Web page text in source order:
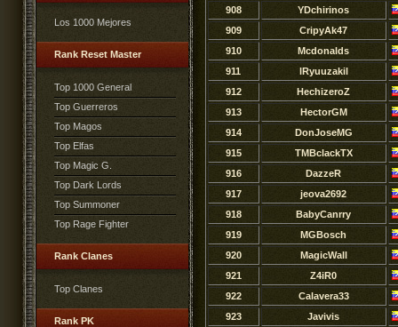
Los 1000 Mejores
Rank Reset Master
Top 1000 General
Top Guerreros
Top Magos
Top Elfas
Top Magic G.
Top Dark Lords
Top Summoner
Top Rage Fighter
Rank Clanes
Top Clanes
Rank PK
908
YDchirinos
909
CripyAk47
910
Mcdonalds
911
lRyuuzakil
912
HechizeroZ
913
HectorGM
914
DonJoseMG
915
TMBclackTX
916
DazzeR
917
jeova2692
918
BabyCanrry
919
MGBosch
920
MagicWall
921
Z4iR0
922
Calavera33
923
Javivis